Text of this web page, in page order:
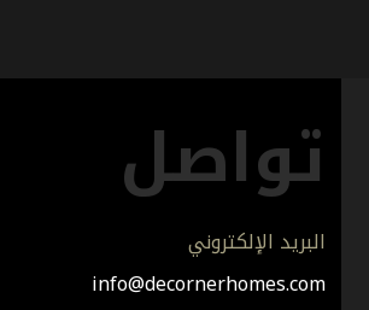
تواصل
البريد الإلكتروني
info@decornerhomes.com